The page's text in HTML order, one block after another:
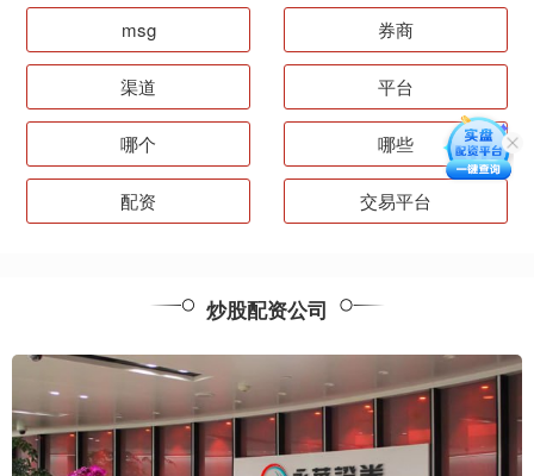
msg 券商
渠道 平台
哪个 哪些
配资 交易平台
炒股配资公司